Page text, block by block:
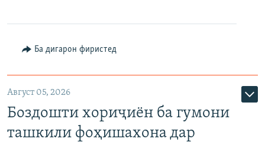
Ба дигарон фиристед
Август 05, 2026
Боздошти хориҷиён ба гумони
ташкили фоҳишахона дар